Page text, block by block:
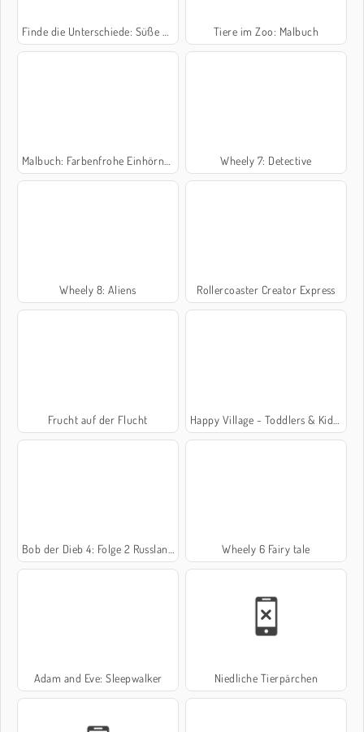
Finde die Unterschiede: Süße Babys Tiere im Zoo: Malbuch
Malbuch: Farbenfrohe Einhörner Wheely 7: Detective
Wheely 8: Aliens Rollercoaster Creator Express
Frucht auf der Flucht Happy Village - Toddlers & Kids Educational Games
Bob der Dieb 4: Folge 2 Russland Wheely 6 Fairy tale
Adam and Eve: Sleepwalker Niedliche Tierpärchen